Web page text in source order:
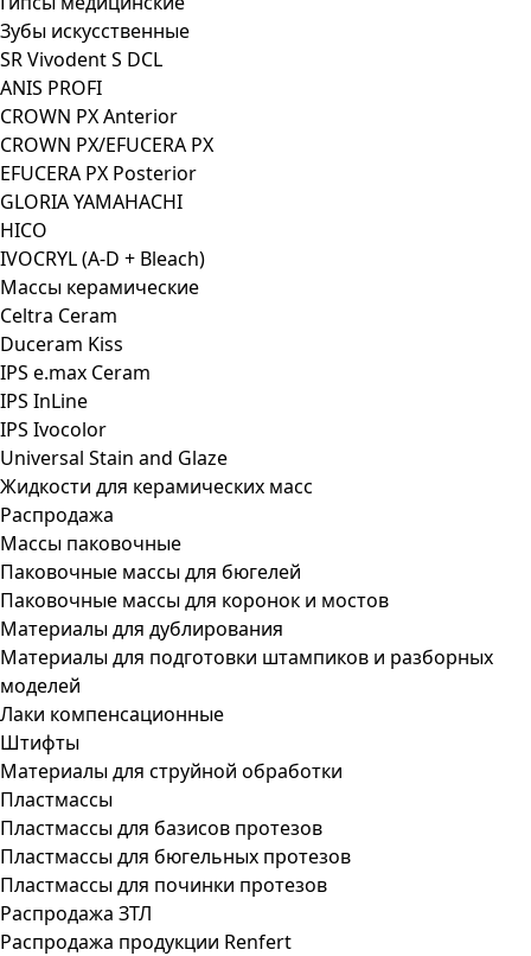
Зубы искусственные
SR Vivodent S DCL
ANIS PROFI
CROWN PX Anterior
CROWN PX/EFUCERA PX
EFUCERA PX Posterior
GLORIA YAMAHACHI
HICO
IVOCRYL (A-D + Bleach)
Массы керамические
Celtra Ceram
Duceram Kiss
IPS e.max Ceram
IPS InLine
IPS Ivocolor
Universal Stain and Glaze
Жидкости для керамических масс
Распродажа
Массы паковочные
Паковочные массы для бюгелей
Паковочные массы для коронок и мостов
Материалы для дублирования
Материалы для подготовки штампиков и разборных
моделей
Лаки компенсационные
Штифты
Материалы для струйной обработки
Пластмассы
Пластмассы для базисов протезов
Пластмассы для бюгельных протезов
Пластмассы для починки протезов
Распродажа ЗТЛ
Распродажа продукции Renfert